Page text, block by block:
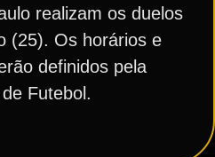
realizam os duelos
(25). Os horários e
definidos pela
Futebol.